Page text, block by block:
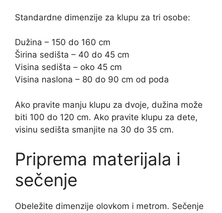
Standardne dimenzije za klupu za tri osobe:
Dužina – 150 do 160 cm
Širina sedišta – 40 do 45 cm
Visina sedišta – oko 45 cm
Visina naslona – 80 do 90 cm od poda
Ako pravite manju klupu za dvoje, dužina može
biti 100 do 120 cm. Ako pravite klupu za dete,
visinu sedišta smanjite na 30 do 35 cm.
Priprema materijala i
sečenje
Obeležite dimenzije olovkom i metrom. Sečenje